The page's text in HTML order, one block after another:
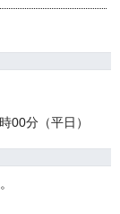
00分（平日）